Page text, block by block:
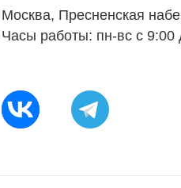
Москва, Пресненская
Часы работы: пн-вс с 9:00